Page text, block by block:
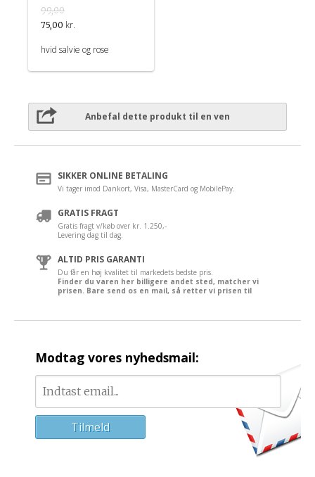
99,00
75,00 kr.
hvid salvie og rose
Anbefal dette produkt til en ven
SIKKER ONLINE BETALING
Vi tager imod Dankort, Visa, MasterCard og MobilePay.
GRATIS FRAGT
Gratis fragt v/køb over kr. 1.250,-
Levering dag til dag.
ALTID PRIS GARANTI
Du får en høj kvalitet til markedets bedste pris.
Finder du varen her billigere andet sted, matcher vi
prisen. Bare send os en mail, så retter vi prisen til
Modtag vores nyhedsmail: